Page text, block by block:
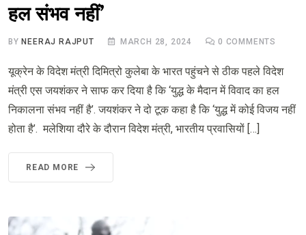
हल संभव नहीं’
BY NEERAJ RAJPUT MARCH 28, 2024 0 COMMENTS
यूक्रेन के विदेश मंत्री दिमित्रो कुलेबा के भारत पहुंचने से ठीक पहले विदेश
मंत्री एस जयशंकर ने साफ कर दिया है कि ‘युद्ध के मैदान में विवाद का हल
निकालना संभव नहीं है’. जयशंकर ने दो टूक कहा है कि ‘युद्ध में कोई विजय नहीं
होता है’. मलेशिया दौरे के दौरान विदेश मंत्री, भारतीय प्रवासियों […]
READ MORE